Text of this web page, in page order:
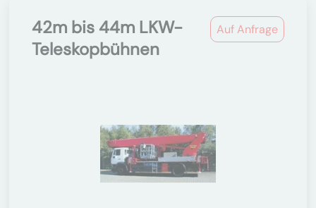
Auf Anfrage
42m bis 44m LKW-
Teleskopbühnen